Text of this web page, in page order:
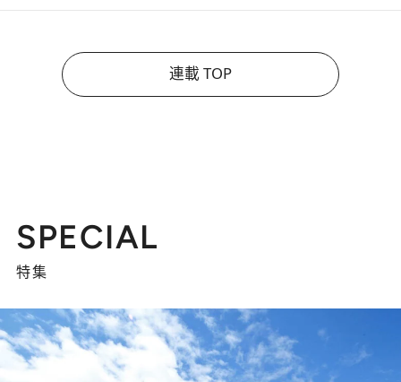
連載 TOP
SPECIAL
特集